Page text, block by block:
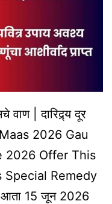
वाण | दारिद्र्य दूर
2026 Gau
2026 Offer This
Remedy
15 जून 2026